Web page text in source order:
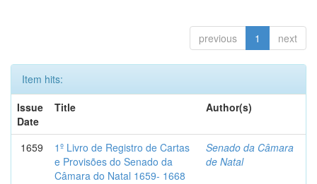
previous 1 next
Item hits:
Issue
Date
Title Author(s)
1659
1º Livro de Registro de Cartas
e Provisões do Senado da
Câmara do Natal 1659- 1668
Senado da Câmara
de Natal